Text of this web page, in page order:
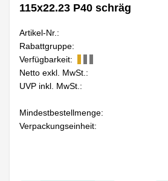
115x22.23 P40 schräg
Artikel-Nr.:
Rabattgruppe:
Verfügbarkeit:
Netto exkl. MwSt.:
UVP inkl. MwSt.:
Mindestbestellmenge:
Verpackungseinheit: